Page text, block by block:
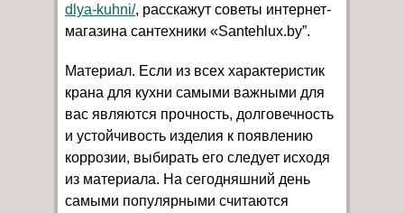
dlya-kuhni/, расскажут советы интернет-
магазина сантехники «Santehlux.by”.
Материал. Если из всех характеристик
крана для кухни самыми важными для
вас являются прочность, долговечность
и устойчивость изделия к появлению
коррозии, выбирать его следует исходя
из материала. На сегодняшний день
самыми популярными считаются